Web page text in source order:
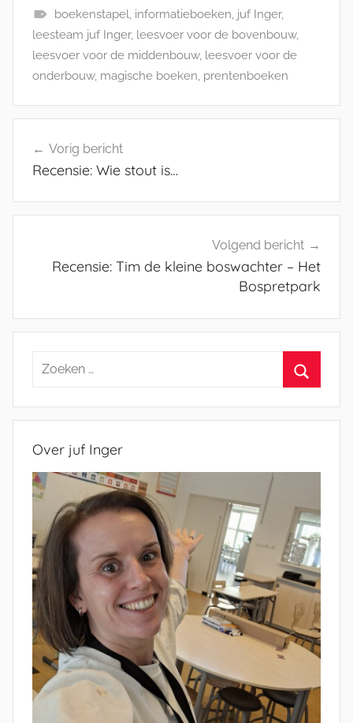
boekenstapel, informatieboeken, juf Inger,
leesteam juf Inger, leesvoer voor de bovenbouw,
leesvoer voor de middenbouw, leesvoer voor de
onderbouw, magische boeken, prentenboeken
navigatie
Vorig bericht
Recensie: Wie stout is…
Volgend bericht
Recensie: Tim de kleine boswachter – Het
Bospretpark
Zoeken
Over juf Inger